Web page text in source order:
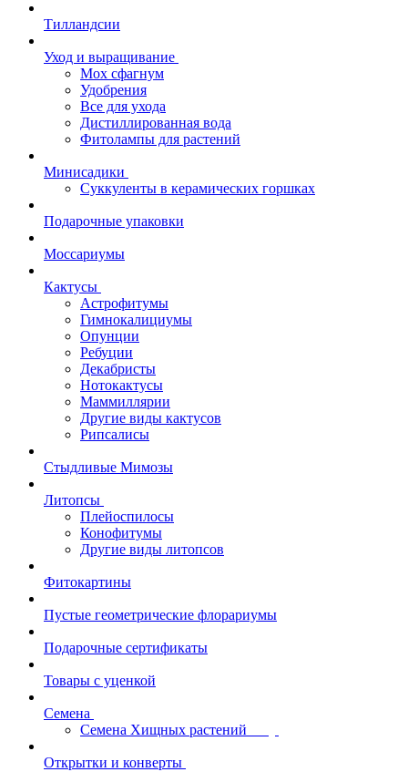
Тилландсии
Уход и выращивание
Мох сфагнум
Удобрения
Все для ухода
Дистиллированная вода
Фитолампы для растений
Минисадики
Суккуленты в керамических горшках
Подарочные упаковки
Моссариумы
Кактусы
Астрофитумы
Гимнокалициумы
Опунции
Ребуции
Декабристы
Нотокактусы
Маммиллярии
Другие виды кактусов
Рипсалисы
Стыдливые Мимозы
Литопсы
Плейоспилосы
Конофитумы
Другие виды литопсов
Фитокартины
Пустые геометрические флорариумы
Подарочные сертификаты
Товары с уценкой
Семена
Семена Хищных растений
Открытки и конверты